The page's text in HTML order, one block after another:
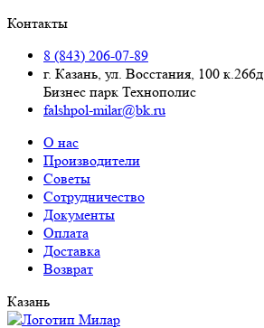
Контакты
8 (843) 206-07-89
г. Казань, ул. Восстания, 100 к.266д
Бизнес парк Технополис
falshpol-milar@bk.ru
О нас
Производители
Советы
Сотрудничество
Документы
Оплата
Доставка
Возврат
Казань